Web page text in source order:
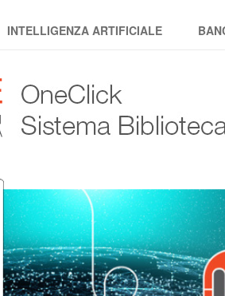
INTELLIGENZA ARTIFICIALE